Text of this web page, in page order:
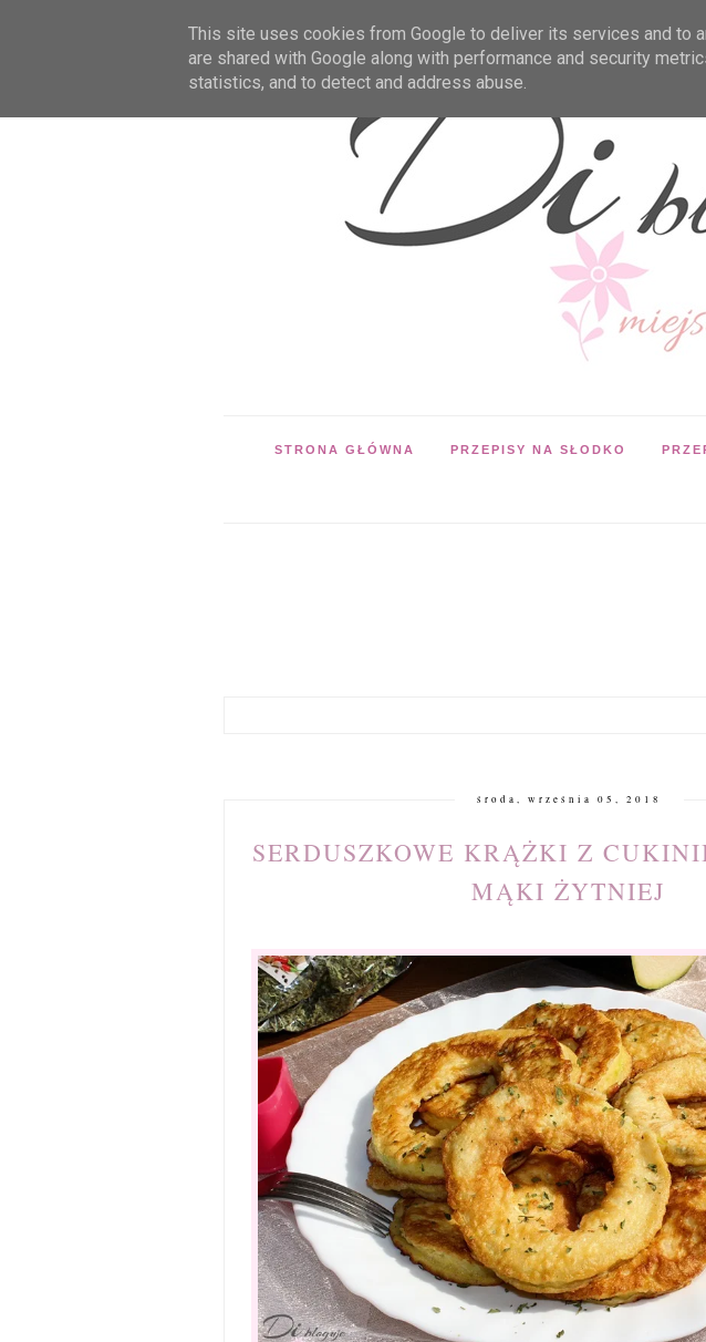
STRONA GŁÓWNA PRZEPISY NA SŁODKO
środa, września 05, 2018
SERDUSZKOWE KRĄŻKI Z
MĄKI ŻYTNIEJ
This site uses cookies from Google to deliver its services and to
are shared with Google along with performance and security
statistics, and to detect and address abuse.